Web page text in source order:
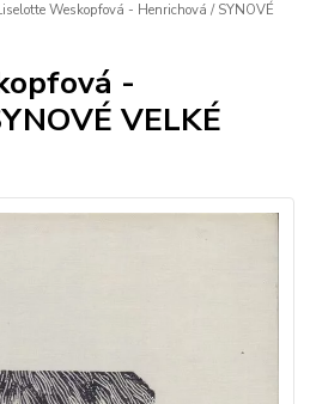
Weskopfová - Henrichová / SYNOVÉ
-
VELKÉ